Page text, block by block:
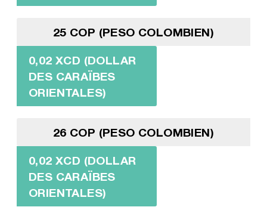
25 COP (PESO COLOMBIEN)
0,02 XCD (DOLLAR
DES CARAÏBES
ORIENTALES)
26 COP (PESO COLOMBIEN)
0,02 XCD (DOLLAR
DES CARAÏBES
ORIENTALES)